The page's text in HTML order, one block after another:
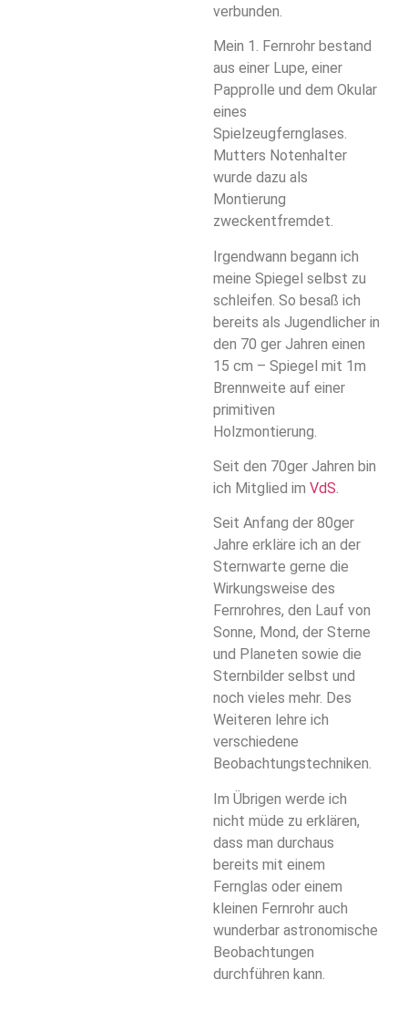
verbunden.
Mein 1. Fernrohr bestand
aus einer Lupe, einer
Papprolle und dem Okular
eines
Spielzeugfernglases.
Mutters Notenhalter
wurde dazu als
Montierung
zweckentfremdet.
Irgendwann begann ich
meine Spiegel selbst zu
schleifen. So besaß ich
bereits als Jugendlicher in
den 70 ger Jahren einen
15 cm – Spiegel mit 1m
Brennweite auf einer
primitiven
Holzmontierung.
Seit den 70ger Jahren bin
ich Mitglied im VdS.
Seit Anfang der 80ger
Jahre erkläre ich an der
Sternwarte gerne die
Wirkungsweise des
Fernrohres, den Lauf von
Sonne, Mond, der Sterne
und Planeten sowie die
Sternbilder selbst und
noch vieles mehr. Des
Weiteren lehre ich
verschiedene
Beobachtungstechniken.
Im Übrigen werde ich
nicht müde zu erklären,
dass man durchaus
bereits mit einem
Fernglas oder einem
kleinen Fernrohr auch
wunderbar astronomische
Beobachtungen
durchführen kann.